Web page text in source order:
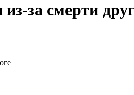
за смерти